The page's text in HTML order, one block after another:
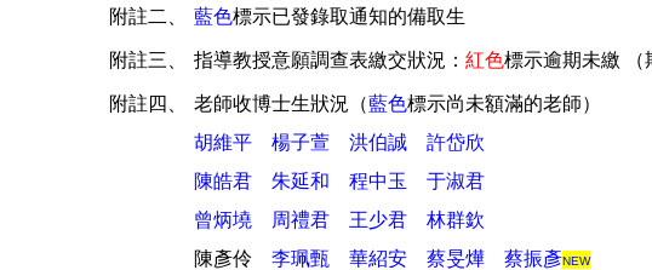
附註二、 藍色標示已發錄取通知的備取生
附註三、 指導教授意願調查表繳交狀況： 紅色標示逾期未繳 （
附註四、 老師收博士生狀況（藍色標示尚未額滿的老師）
胡維平 楊子萱
洪伯誠
許岱欣
陳皓君
朱延和 程中玉
于淑君
曾炳墝
周禮君 王少君
林群欽
陳彥伶
李珮甄 華紹安 蔡旻燁 蔡振彥NEW